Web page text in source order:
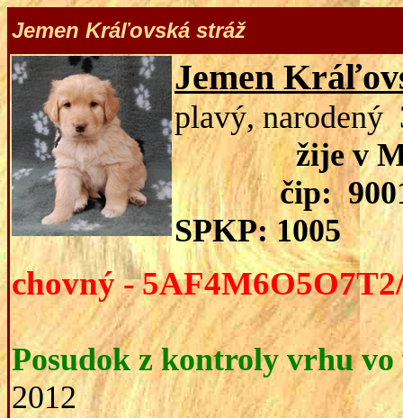
Jemen Kráľovská stráž
Jemen
plavý, narodený
žije
čip:
SPKP: 1005
chovný -
Posudok z kontroly vrhu
2012